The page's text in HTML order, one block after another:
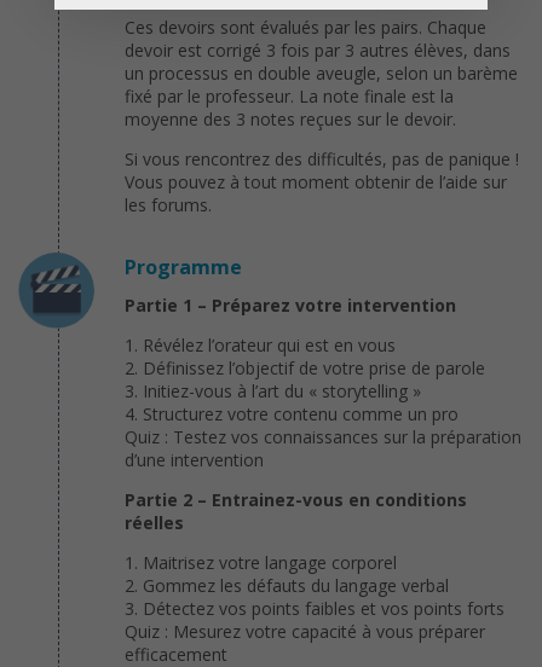
Ces devoirs sont évalués par les pairs. Chaque
devoir est corrigé 3 fois par 3 autres élèves, dans
un processus en double aveugle, selon un barème
fixé par le professeur. La note finale est la
moyenne des 3 notes reçues sur le devoir.
Si vous rencontrez des difficultés, pas de panique !
Vous pouvez à tout moment obtenir de l’aide sur
les forums.
Programme
Partie 1 – Préparez votre intervention
1. Révélez l’orateur qui est en vous
2. Définissez l’objectif de votre prise de parole
3. Initiez-vous à l’art du « storytelling »
4. Structurez votre contenu comme un pro
Quiz : Testez vos connaissances sur la préparation
d’une intervention
Partie 2 – Entrainez-vous en conditions
réelles
1. Maitrisez votre langage corporel
2. Gommez les défauts du langage verbal
3. Détectez vos points faibles et vos points forts
Quiz : Mesurez votre capacité à vous préparer
efficacement